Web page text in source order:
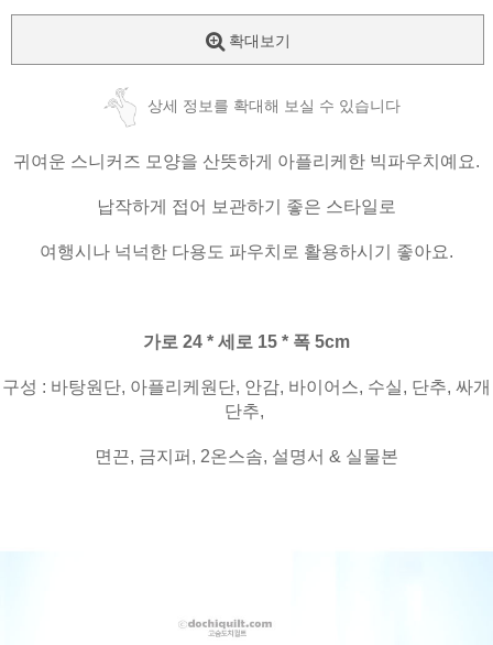
확대보기
상세 정보를 확대해 보실 수 있습니다
귀여운 스니커즈 모양을 산뜻하게 아플리케한 빅파우치예요.
납작하게 접어 보관하기 좋은 스타일로
여행시나 넉넉한 다용도 파우치로 활용하시기 좋아요.
가로 24 * 세로 15 * 폭 5cm
구성 : 바탕원단, 아플리케원단, 안감, 바이어스, 수실, 단추, 싸개
단추,
면끈, 금지퍼, 2온스솜, 설명서 & 실물본